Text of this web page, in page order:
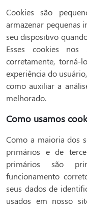
Cookies são
armazenar pequenas
seu dispositivo
Esses cookies
corretamente, torná-
experiência do
como auxiliar a
melhorado.
Como usamos
Como a maioria dos
primários e de
primários são
funcionamento
seus dados de
usados ​​em nosso